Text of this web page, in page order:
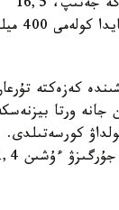
قاسىم-جومارت توقايەۆقا ينۆەستيتسيالىق جانە كرەديتتىك پورتفەل 14,3 تريلليون تەڭگەگە جەتىپ، 16,5
تريلليون تەڭگەگە دەيىن ارتادى
قولداۋىمەن 77,5 مىڭ، سونىڭ ىشىندە كەزەكتە
جىلى 77 ءىرى جوبا مەن شاعىن جانە ورتا
تاۋار شىعاراتىن 131 كاسىپكەرگە قولداۋ كورسەتىلدى.
اۋىلشارۋاشىلىق تاۋارلارىن وندىرەتىن 7,2 مىڭ